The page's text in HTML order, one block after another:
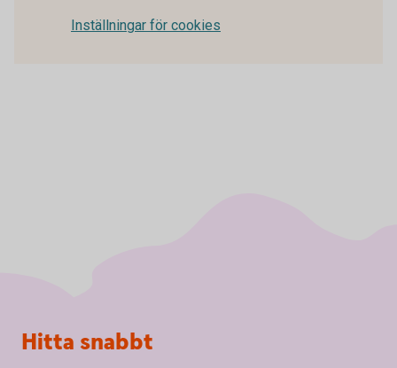
Inställningar för cookies
Sidfot
Hitta snabbt